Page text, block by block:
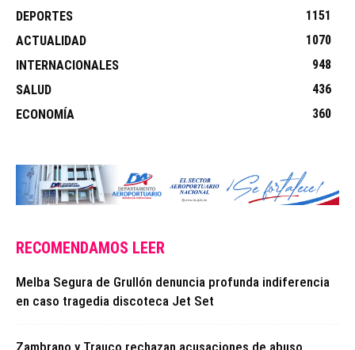
DEPORTES
1151
ACTUALIDAD
1070
INTERNACIONALES
948
SALUD
436
ECONOMÍA
360
RECOMENDAMOS LEER
Melba Segura de Grullón denuncia profunda indiferencia
en caso tragedia discoteca Jet Set
Zambrano y Trauco rechazan acusaciones de abuso